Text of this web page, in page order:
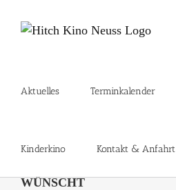
Inhalt
Aktuelles Terminkalender
Kinderkino Kontakt & Anfahrt
WÜNSCHT